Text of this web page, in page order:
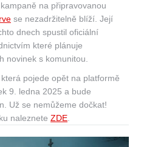
na připravovanou
se nezadržitelně blíží. Její
dnech spustil oficiální
které plánuje
novinek s komunitou.
pojede opět na platformě
9. ledna 2025 a bude
Už se nemůžeme dočkat!
naleznete ZDE